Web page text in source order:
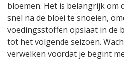
bloemen. Het is belangrijk om
snel na de bloei te snoeien,
voedingsstoffen opslaat in de
tot het volgende seizoen.
verwelken voordat je begint